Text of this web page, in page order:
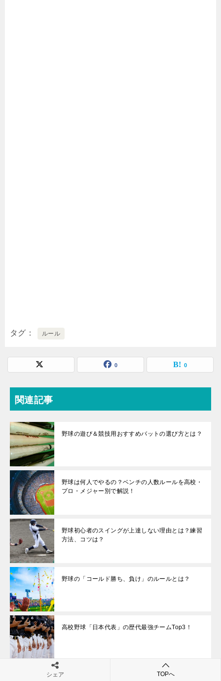
タグ ルール
0 0
関連記事
野球の遊び＆競技用おすすめバットの選び方とは？
野球は何人でやるの？ベンチの人数ルールを高校・
プロ・メジャー別で解説！
野球初心者のスイングが上達しない理由とは？練習
方法、コツは？
野球の「コールド勝ち、負け」のルールとは？
高校野球「日本代表」の歴代最強チームTop3！
野球初心者のキャッチャーが上達しない理由とは？
シェア TOPへ